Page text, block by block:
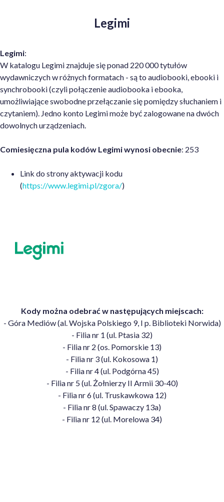
Legimi
Legimi:
W katalogu Legimi znajduje się ponad 220 000 tytułów
wydawniczych w różnych formatach - są to audiobooki, ebooki i
synchrobooki (czyli połączenie audiobooka i ebooka,
umożliwiające swobodne przełączanie się pomiędzy słuchaniem i
czytaniem). Jedno konto Legimi może być zalogowane na dwóch
dowolnych urządzeniach.
Comiesięczna pula kodów Legimi wynosi obecnie: 253
Link do strony aktywacji kodu
(https://www.legimi.pl/zgora/)
Kody można odebrać w następujących miejscach:
- Góra Mediów (al. Wojska Polskiego 9, I p. Biblioteki Norwida)
- Filia nr 1 (ul. Ptasia 32)
- Filia nr 2 (os. Pomorskie 13)
- Filia nr 3 (ul. Kokosowa 1)
- Filia nr 4 (ul. Podgórna 45)
- Filia nr 5 (ul. Żołnierzy II Armii 30-40)
- Filia nr 6 (ul. Truskawkowa 12)
- Filia nr 8 (ul. Spawaczy 13a)
- Filia nr 12 (ul. Morelowa 34)